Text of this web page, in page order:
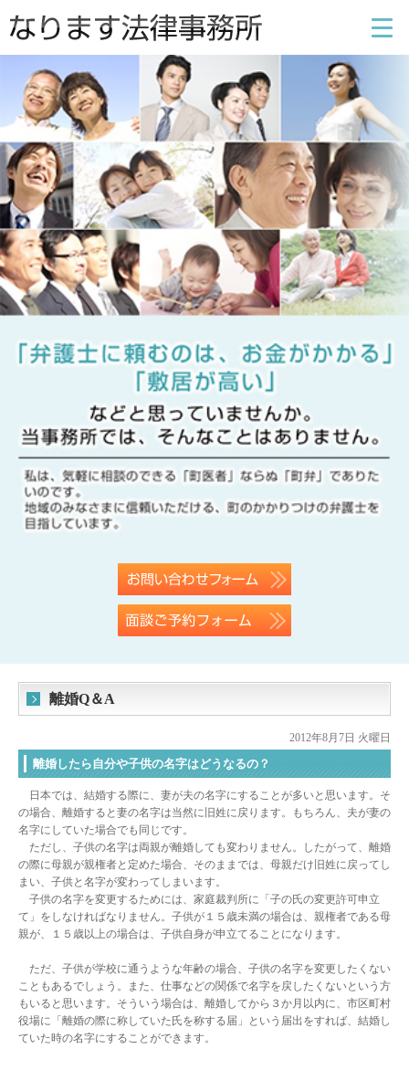
離婚Q＆A
2012年8月7日 火曜日
離婚したら自分や子供の名字はどうなるの？
日本では、結婚する際に、妻が夫の名字にすることが多いと思います。そ
の場合、離婚すると妻の名字は当然に旧姓に戻ります。もちろん、夫が妻の
名字にしていた場合でも同じです。
ただし、子供の名字は両親が離婚しても変わりません。したがって、離婚
の際に母親が親権者と定めた場合、そのままでは、母親だけ旧姓に戻ってし
まい、子供と名字が変わってしまいます。
子供の名字を変更するためには、家庭裁判所に「子の氏の変更許可申立
て」をしなければなりません。子供が１５歳未満の場合は、親権者である母
親が、１５歳以上の場合は、子供自身が申立てることになります。
ただ、子供が学校に通うような年齢の場合、子供の名字を変更したくない
こともあるでしょう。また、仕事などの関係で名字を戻したくないという方
もいると思います。そういう場合は、離婚してから３か月以内に、市区町村
役場に「離婚の際に称していた氏を称する届」という届出をすれば、結婚し
ていた時の名字にすることができます。